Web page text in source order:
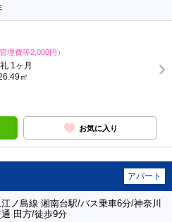
管理費等2,000円）
1ヶ月
㎡
お気に入り
アパート
ノ島線 湘南台駅/バス乗車6分/神奈川
田方/徒歩9分